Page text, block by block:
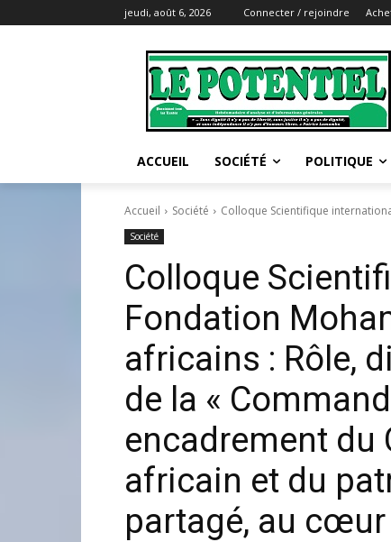
jeudi, août 6, 2026 Connecter / rejoindre
ACCUEIL SOCIÉTÉ POLITIQUE
Accueil Société Colloque Scientifique
Société
Colloque
Fondation
africains : Rôle,
de la «
encadrement du
africain et du
partagé, au